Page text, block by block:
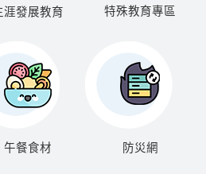
涯發展教育 特殊教育專區
午餐食材 防災網